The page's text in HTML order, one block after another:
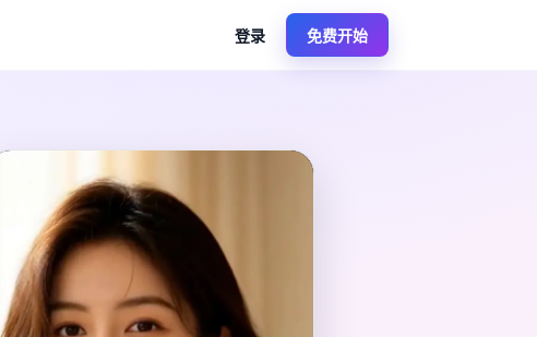
登录 免费开始